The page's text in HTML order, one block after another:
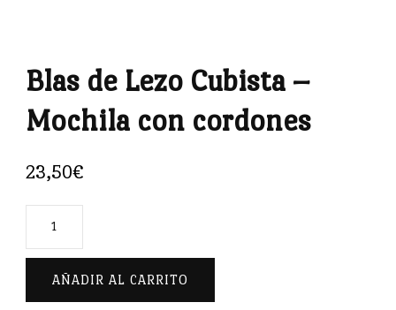
Blas de Lezo Cubista –
Mochila con cordones
23,50€
de
Cubista
AÑADIR AL CARRITO